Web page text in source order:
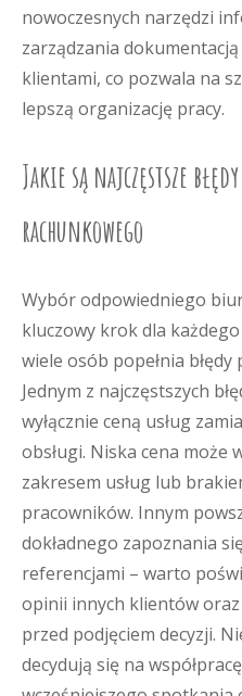
nowoczesnych narzędzi
zarządzania
klientami, co pozwala na
lepszą organizację pracy.
Jakie są najczęstsze
rachunkowego
Wybór odpowiedniego
kluczowy krok dla
wiele osób popełnia
Jednym z najczęstszych
wyłącznie ceną usług
obsługi. Niska cena może
zakresem usług lub
pracowników. Innym
dokładnego zapoznania
referencjami – warto
opinii innych klientów
przed podjęciem decyzji.
decydują się na